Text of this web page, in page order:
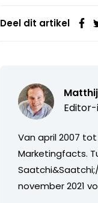
Deel dit artikel
Van april 2007
Marketingfacts.
november 2021